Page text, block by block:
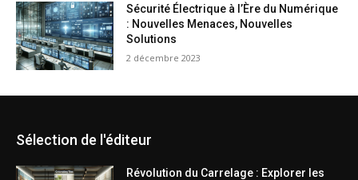
Sécurité Électrique à l’Ère du Numérique
: Nouvelles Menaces, Nouvelles
Solutions
2 décembre 2023
Sélection de l'éditeur
Révolution du Carrelage : Explorer les